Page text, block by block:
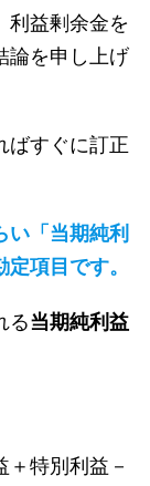
利益剰余金を
論を申し上げ
ばすぐに訂正
い「当期純利
項目です。
る当期純利益
特別利益－